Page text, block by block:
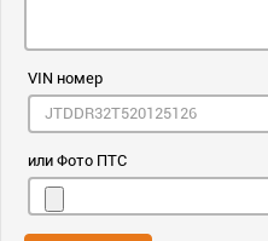
VIN номер
или Фото ПТС